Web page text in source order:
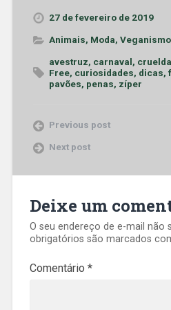
27 de fevereiro de 2019
Animais, Moda, Veganismo
avestruz, carnaval,
Free, curiosidades, dicas,
pavões, penas, zíper
Previous post
Next post
Deixe um
O seu endereço de e-mail não
obrigatórios são marcados
Comentário *